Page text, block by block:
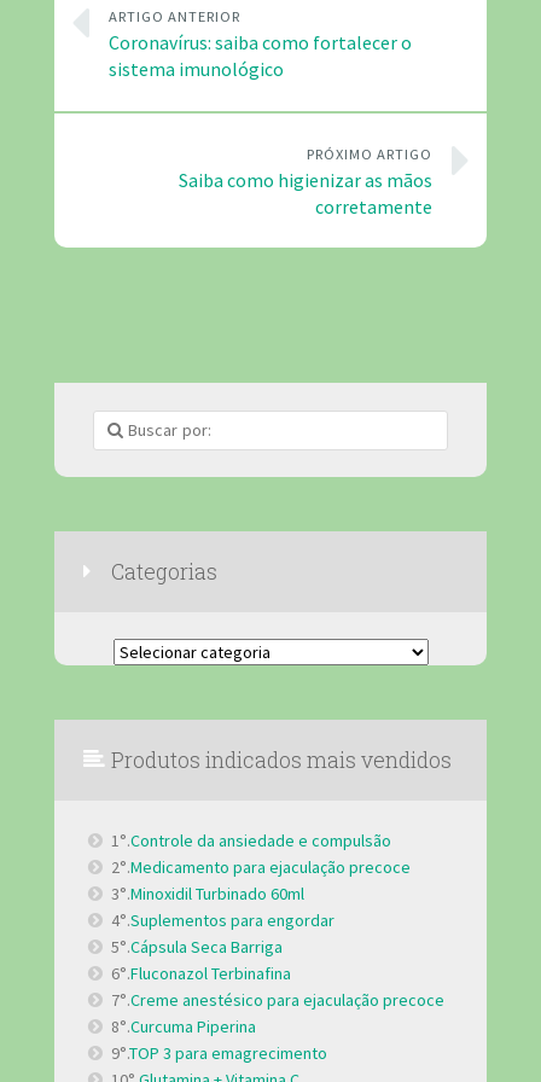
ARTIGO ANTERIOR
Coronavírus: saiba como fortalecer o
sistema imunológico
PRÓXIMO ARTIGO
Saiba como higienizar as mãos
corretamente
Categorias
Categorias
Produtos indicados mais vendidos
1°.Controle da ansiedade e compulsão
2°.Medicamento para ejaculação precoce
3°.Minoxidil Turbinado 60ml
4°.Suplementos para engordar
5°.Cápsula Seca Barriga
6°.Fluconazol Terbinafina
7°.Creme anestésico para ejaculação precoce
8°.Curcuma Piperina
9°.TOP 3 para emagrecimento